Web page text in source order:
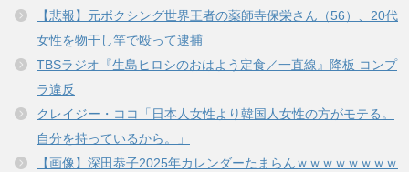
【悲報】元ボクシング世界王者の薬師寺保栄さん（56）、20代
女性を物干し竿で殴って逮捕
TBSラジオ『生島ヒロシのおはよう定食／一直線』降板 コンプ
ラ違反
クレイジー・ココ「日本人女性より韓国人女性の方がモテる。
自分を持っているから。」
【画像】深田恭子2025年カレンダーたまらんｗｗｗｗｗｗｗｗ